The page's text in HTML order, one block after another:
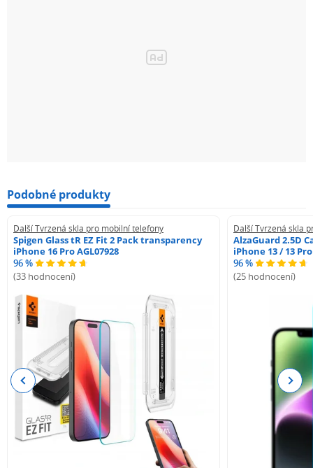
Podobné produkty
Další Tvrzená skla pro mobilní telefony
Spigen Glass tR EZ Fit 2 Pack transparency
iPhone 16 Pro AGL07928
96 %
(33 hodnocení)
Další Tvrzená skla
AlzaGuard 2.5D
iPhone 13 / 13 Pro
96 %
(25 hodnocení)
Previous Next